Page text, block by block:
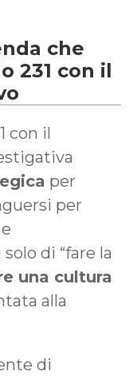
che
231 con il
con il
per
per
di “fare la
una cultura
alla
di